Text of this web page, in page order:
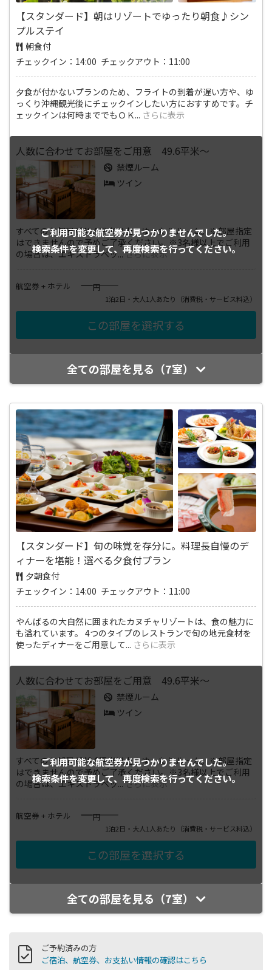
【スタンダード】朝はリゾートでゆったり朝食♪シン
プルステイ
朝食付
チェックイン：14:00 チェックアウト：11:00
夕食が付かないプランのため、フライトの到着が遅い方や、ゆ
っくり沖縄観光後にチェックインしたい方におすすめです。チ
ェックインは何時まででもＯＫ... さらに表示
ご利用可能な航空券が見つかりませんでした。
検索条件を変更して、再度検索を行ってください。
人数に合わせてお部屋をご用意 49.6平米～
禁煙ルーム
ツイン
すべてのお部屋が49.6平米以上のゆったりルーム。※部屋指定
はできませんので予めご了承ください。※3名様以上でご利用
の場合は、エキストラベッ...さらに表示
航空券 + ホテル ――――円
1泊2日・大人1人あたり （消費税・サービス料込）
全ての部屋を見る（7室）
【スタンダード】旬の味覚を存分に。料理長自慢のデ
ィナーを堪能！選べる夕食付プラン
夕朝食付
チェックイン：14:00 チェックアウト：11:00
やんばるの大自然に囲まれたカヌチャリゾートは、食の魅力に
も溢れています。 4つのタイプのレストランで旬の地元食材を
使ったディナーをご用意して... さらに表示
ご利用可能な航空券が見つかりませんでした。
検索条件を変更して、再度検索を行ってください。
人数に合わせてお部屋をご用意 49.6平米～
禁煙ルーム
ツイン
すべてのお部屋が49.6平米以上のゆったりルーム。※部屋指定
はできませんので予めご了承ください。※3名様以上でご利用
の場合は、エキストラベッ...さらに表示
航空券 + ホテル ――――円
1泊2日・大人1人あたり （消費税・サービス料込）
全ての部屋を見る（7室）
ご予約済みの方
ご宿泊、航空券、お支払い情報の確認はこちら